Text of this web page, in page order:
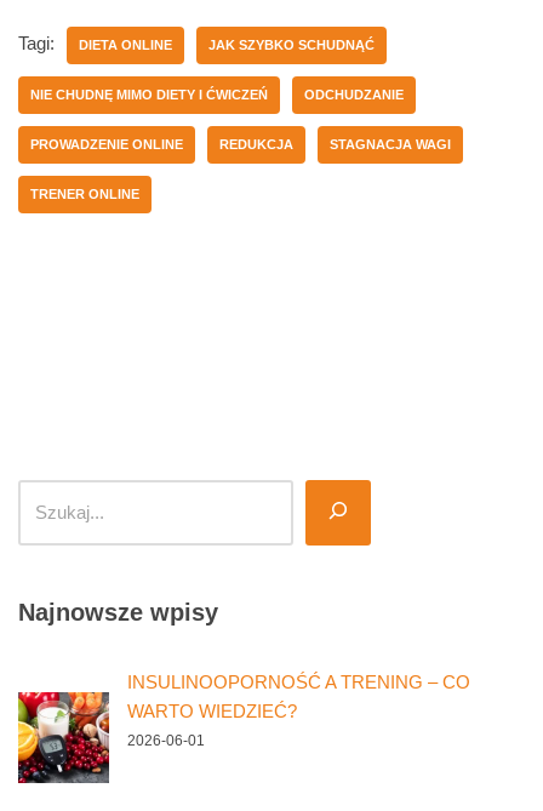
Tagi: DIETA ONLINE JAK SZYBKO SCHUDNĄĆ
NIE CHUDNĘ MIMO DIETY I ĆWICZEŃ ODCHUDZANIE
PROWADZENIE ONLINE REDUKCJA STAGNACJA WAGI
TRENER ONLINE
Najnowsze wpisy
INSULINOOPORNOŚĆ A TRENING – CO
WARTO WIEDZIEĆ?
2026-06-01